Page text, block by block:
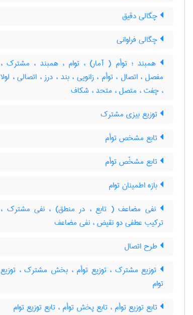
چگالی دقیق
چگالی فراوانی
همبند ؛ توأم ( آمار) ، توام ، همبند ، مشترک ،
مفصل ، اتصال ، توأم ، زانویی ، بند ، درز ، اتصالی ، لولا
، چفت ، متصل ، متحد ، شکاف
توزیع بیزی مشترک
تابع مشخص توأم
تابع مشخّص توأم
بازه اطمینان توام
نفی مضاعف ( تابع ، در منطق) ، نفی مشترک ،
ترکیب عطفی دو نقیض ، نفی مضاعف
طرح اتصال
توزیع مشترک ، توزیع توأم ، بخش مشترک ، توزیع
توام
تابع توزیع توأم ، تابع پخش توأم ، تابع توزیع توام